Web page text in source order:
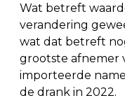
Wat betreft
verandering
wat dat betreft
grootste afnemer
importeerde
de drank in 2022.